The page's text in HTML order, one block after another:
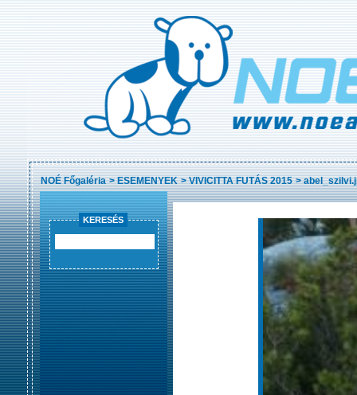
NOÉ Főgaléria >ESEMENYEK >VIVICITTA FUTÁS 2015 >
KERESÉS